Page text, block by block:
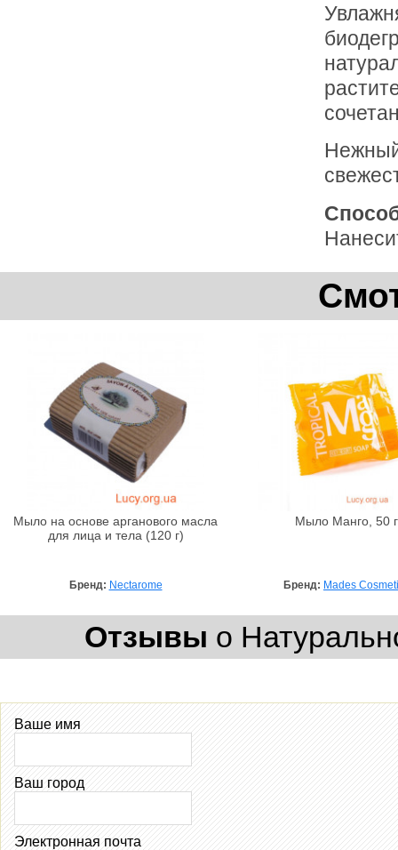
Мыло на основе арганового масла
для лица и тела (120 г)
Бренд: Nectarome
Мыло Манго, 50 г
Бренд: Mades
Отзывы о
Ваше имя
Ваш город
Электронная почта